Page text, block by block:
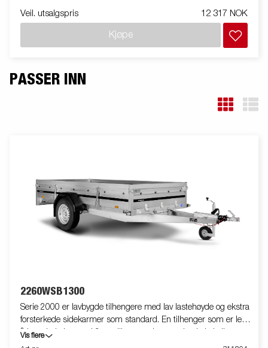
Veil. utsalgspris 12 317 NOK
Kjøpe
PASSER INN
2260WSB1300
Serie 2000 er lavbygde tilhengere med lav lastehøyde og ekstra
forsterkede sidekarmer som standard. En tilhenger som er lett
å laste i, de leveres i flere ulike størrelser med enkel aksling
med eller uten brems. Det er også tippede utgaver med baklem
Vis flere